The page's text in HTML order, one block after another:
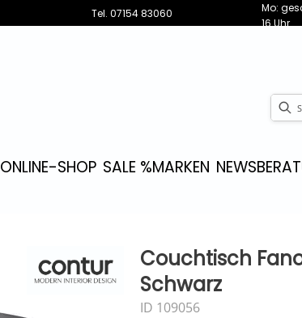
Tel. 07154 83060
Mo:
16 Uhr
ONLINE-SHOP SALE %MARKEN NEWS
Couchtisch
Schwarz
ID 109056